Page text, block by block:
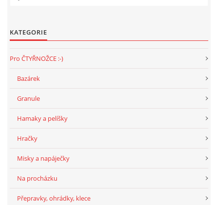
Fretky Boleslav, z.s.
© 2026 eStránky.cz Aktualizováno: 1. 8. 2026
KATEGORIE
Pro ČTYŘNOŽCE :-)
Bazárek
Granule
Hamaky a pelíšky
Hračky
Misky a napáječky
Na procházku
Přepravky, ohrádky, klece